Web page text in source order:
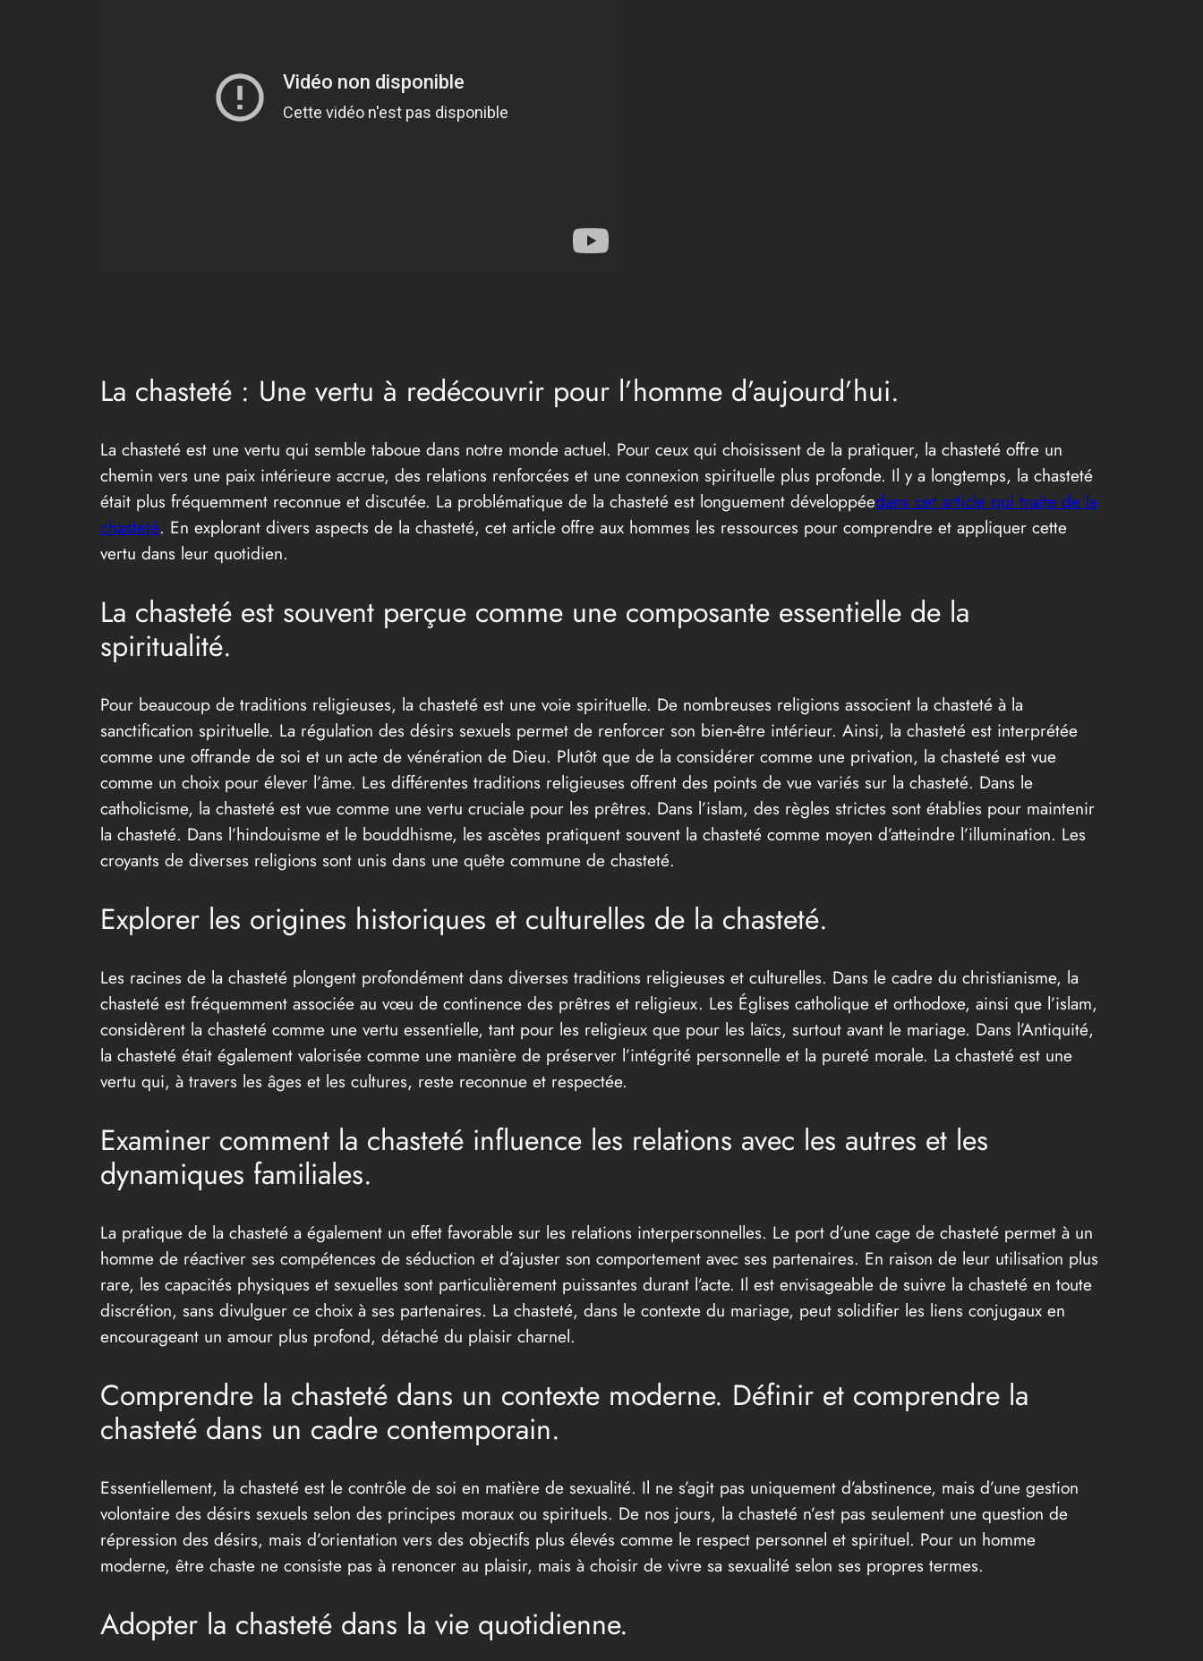
La chasteté : Une vertu à redécouvrir pour l’homme d’aujourd’hui.
La chasteté est une vertu qui semble taboue dans notre monde actuel. Pour ceux qui choisissent de la pratiquer, la chasteté offre un
chemin vers une paix intérieure accrue, des relations renforcées et une connexion spirituelle plus profonde. Il y a longtemps, la chasteté
était plus fréquemment reconnue et discutée. La problématique de la chasteté est longuement développéedans cet article qui traite de la
chasteté. En explorant divers aspects de la chasteté, cet article offre aux hommes les ressources pour comprendre et appliquer cette
vertu dans leur quotidien.
La chasteté est souvent perçue comme une composante essentielle de la
spiritualité.
Pour beaucoup de traditions religieuses, la chasteté est une voie spirituelle. De nombreuses religions associent la chasteté à la
sanctification spirituelle. La régulation des désirs sexuels permet de renforcer son bien-être intérieur. Ainsi, la chasteté est interprétée
comme une offrande de soi et un acte de vénération de Dieu. Plutôt que de la considérer comme une privation, la chasteté est vue
comme un choix pour élever l’âme. Les différentes traditions religieuses offrent des points de vue variés sur la chasteté. Dans le
catholicisme, la chasteté est vue comme une vertu cruciale pour les prêtres. Dans l’islam, des règles strictes sont établies pour maintenir
la chasteté. Dans l’hindouisme et le bouddhisme, les ascètes pratiquent souvent la chasteté comme moyen d’atteindre l’illumination. Les
croyants de diverses religions sont unis dans une quête commune de chasteté.
Explorer les origines historiques et culturelles de la chasteté.
Les racines de la chasteté plongent profondément dans diverses traditions religieuses et culturelles. Dans le cadre du christianisme, la
chasteté est fréquemment associée au vœu de continence des prêtres et religieux. Les Églises catholique et orthodoxe, ainsi que l’islam,
considèrent la chasteté comme une vertu essentielle, tant pour les religieux que pour les laïcs, surtout avant le mariage. Dans l’Antiquité,
la chasteté était également valorisée comme une manière de préserver l’intégrité personnelle et la pureté morale. La chasteté est une
vertu qui, à travers les âges et les cultures, reste reconnue et respectée.
Examiner comment la chasteté influence les relations avec les autres et les
dynamiques familiales.
La pratique de la chasteté a également un effet favorable sur les relations interpersonnelles. Le port d’une cage de chasteté permet à un
homme de réactiver ses compétences de séduction et d’ajuster son comportement avec ses partenaires. En raison de leur utilisation plus
rare, les capacités physiques et sexuelles sont particulièrement puissantes durant l’acte. Il est envisageable de suivre la chasteté en toute
discrétion, sans divulguer ce choix à ses partenaires. La chasteté, dans le contexte du mariage, peut solidifier les liens conjugaux en
encourageant un amour plus profond, détaché du plaisir charnel.
Comprendre la chasteté dans un contexte moderne. Définir et comprendre la
chasteté dans un cadre contemporain.
Essentiellement, la chasteté est le contrôle de soi en matière de sexualité. Il ne s’agit pas uniquement d’abstinence, mais d’une gestion
volontaire des désirs sexuels selon des principes moraux ou spirituels. De nos jours, la chasteté n’est pas seulement une question de
répression des désirs, mais d’orientation vers des objectifs plus élevés comme le respect personnel et spirituel. Pour un homme
moderne, être chaste ne consiste pas à renoncer au plaisir, mais à choisir de vivre sa sexualité selon ses propres termes.
Adopter la chasteté dans la vie quotidienne.